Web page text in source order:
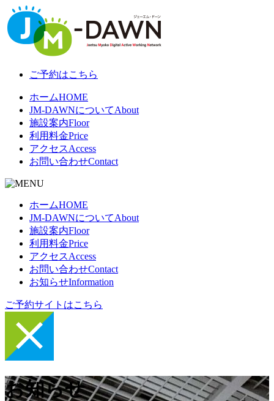
ご予約はこちら
ホームHOME
JM-DAWNについてAbout
施設案内Floor
利用料金Price
アクセスAccess
お問い合わせContact
ホームHOME
JM-DAWNについてAbout
施設案内Floor
利用料金Price
アクセスAccess
お問い合わせContact
お知らせInformation
ご予約サイトはこちら
お知らせ